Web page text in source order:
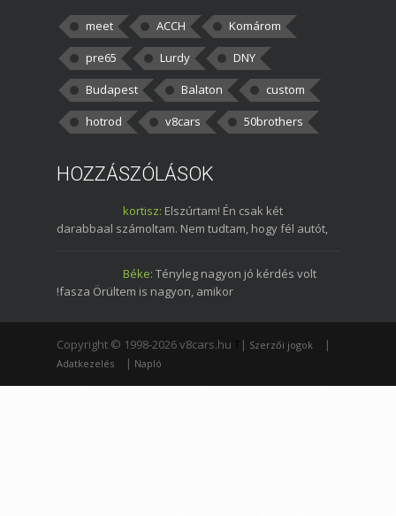
meet ACCH
Komárom
pre65
Lurdy
DNY
Budapest
Balaton
custom
hotrod
v8cars 50brothers
HOZZÁSZÓLÁSOK
kortisz: Elszúrtam! Én csak két
darabbaal számoltam. Nem tudtam, hogy fél autót,
Béke: Tényleg nagyon jó kérdés volt
!fasza Örültem is nagyon, amikor
Copyright © 1998-2026 v8cars.hu | Szerzői jogok |
Adatkezelés | Napló